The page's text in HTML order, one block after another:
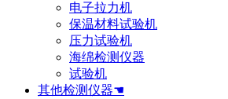
电子拉力机
保温材料试验机
压力试验机
海绵检测仪器
试验机
其他检测仪器☚